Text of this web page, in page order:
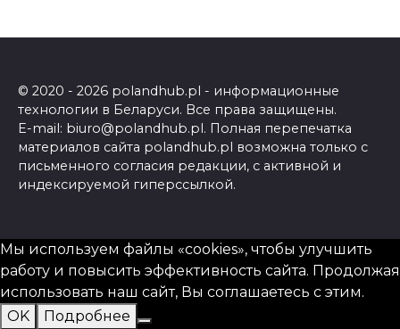
© 2020 - 2026 polandhub.pl - информационные
технологии в Беларуси. Все права защищены.
E-mail: biuro@polandhub.pl. Полная перепечатка
материалов сайта polandhub.pl возможна только с
письменного согласия редакции, с активной и
индексируемой гиперссылкой.
Мы используем файлы «cookies», чтобы улучшить
работу и повысить эффективность сайта. Продолжая
использовать наш сайт, Вы соглашаетесь с этим.
OK
Подробнее